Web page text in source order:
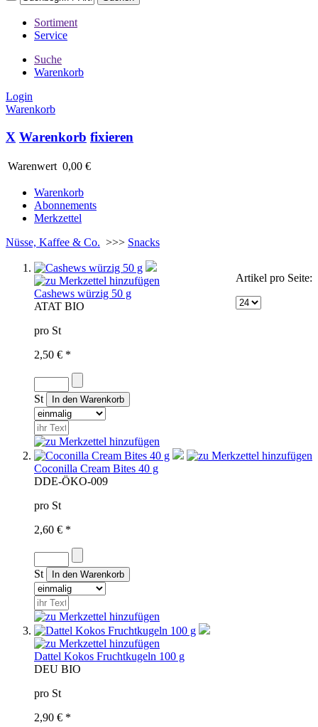
Sortiment
Service
Suche
Warenkorb
Login
Warenkorb
X Warenkorb fixieren
Warenwert 0,00 €
Warenkorb
Abonnements
Merkzettel
Nüsse, Kaffee & Co. >>> Snacks
Artikel pro Seite:
Cashews würzig 50 g
ATAT BIO
pro St
2,50 € *
St
Coconilla Cream Bites 40 g
DDE-ÖKO-009
pro St
2,60 € *
St
Dattel Kokos Fruchtkugeln 100 g
DEU BIO
pro St
2,90 € *